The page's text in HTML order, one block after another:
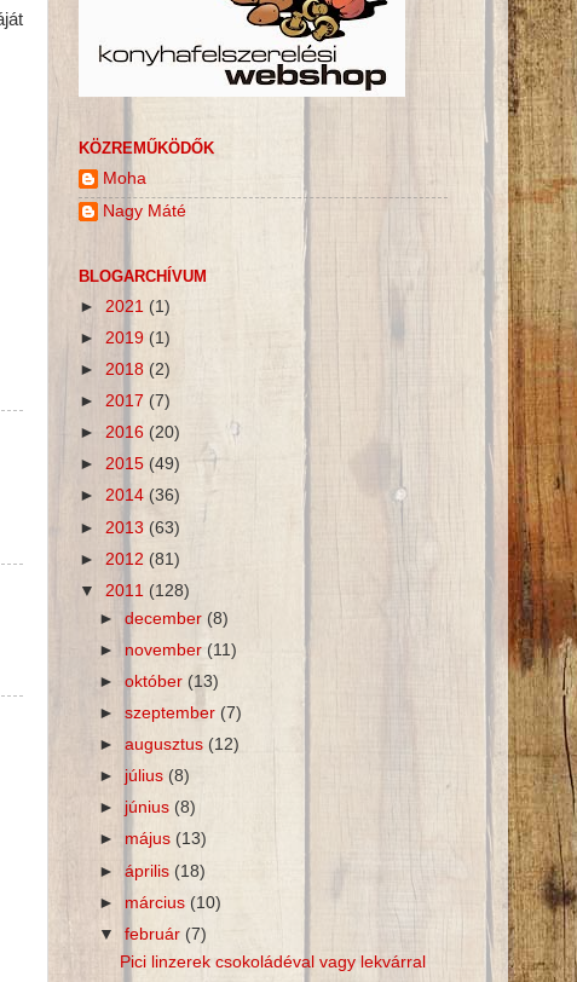
KÖZREMŰKÖDŐK
Moha
Nagy Máté
BLOGARCHÍVUM
► 2021 (1)
► 2019 (1)
► 2018 (2)
► 2017 (7)
► 2016 (20)
► 2015 (49)
► 2014 (36)
► 2013 (63)
► 2012 (81)
▼ 2011 (128)
►december (8)
► november(11)
►október (13)
►szeptember (7)
►augusztus (12)
► július(8)
► június (8)
► május (13)
►április (18)
► március (10)
▼február(7)
Pici linzerek csokoládéval vagy lekvárral